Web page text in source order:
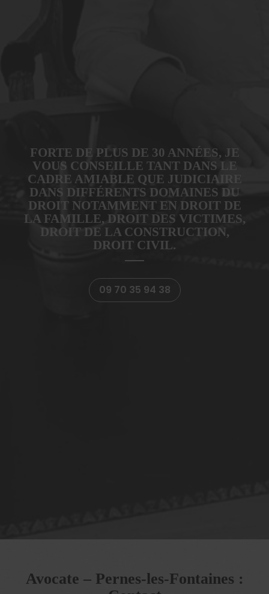
FORTE DE PLUS DE 30 ANNÉES, JE
VOUS CONSEILLE TANT DANS LE
CADRE AMIABLE QUE JUDICIAIRE
DANS DIFFÉRENTS DOMAINES DU
DROIT NOTAMMENT EN DROIT DE
LA FAMILLE, DROIT DES VICTIMES,
DROIT DE LA CONSTRUCTION,
DROIT CIVIL.
09 70 35 94 38
Avocate – Pernes-les-Fontaines :